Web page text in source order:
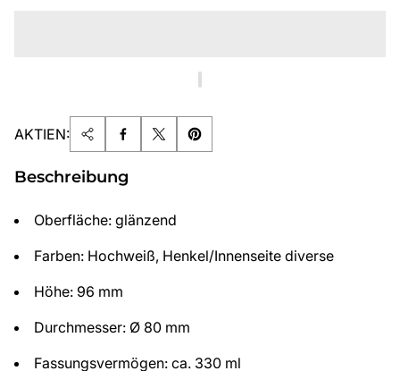
AKTIEN:
Beschreibung
Oberfläche: glänzend
Farben: Hochweiß, Henkel/Innenseite diverse
Höhe: 96 mm
Durchmesser: Ø 80 mm
Fassungsvermögen: ca. 330 ml